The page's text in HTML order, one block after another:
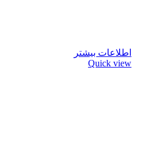
اطلاعات بیشتر
Quick view